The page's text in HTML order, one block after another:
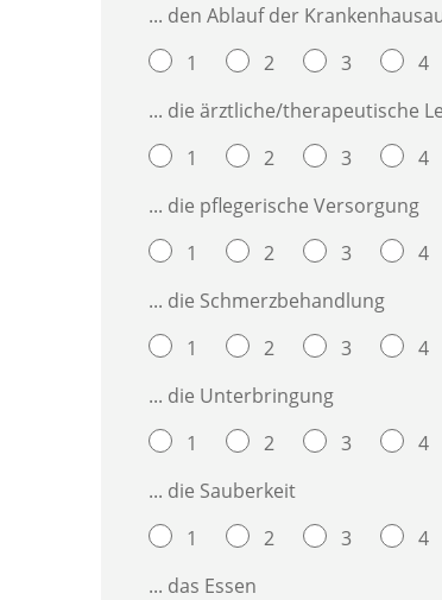
... den Ablauf der
1
2 3 4
... die ärztliche/therapeutische
1
2 3 4
... die pflegerische Versorgung
1
2 3 4
... die Schmerzbehandlung
1
2 3 4
... die Unterbringung
1
2 3 4
... die Sauberkeit
1
2 3 4
... das Essen